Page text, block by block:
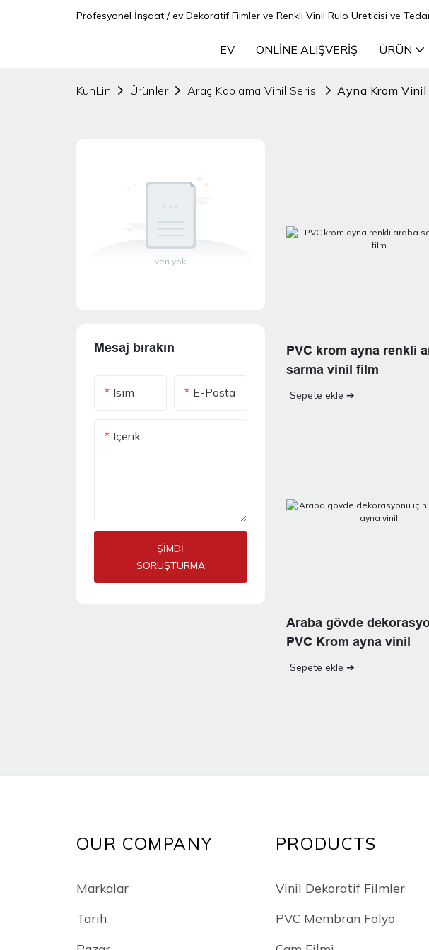
Profesyonel İnşaat / ev Dekoratif Filmler ve Renkli Vinil Rulo Üreticisi ve
EV ONLINE ALIŞVERIŞ ÜRÜN
KunLin Ürünler Araç Kaplama Vinil Serisi Ayna Krom Vinil
PVC krom ayna renkli
sarma vinil film
Sepete ekle ➔
Araba gövde
PVC Krom ayna vinil
Sepete ekle ➔
veri yok
Mesaj bırakın
Isim E-Posta
Içerik
ŞIMDI
SORUŞTURMA
OUR COMPANY
Markalar
Tarih
PRODUCTS
Vinil Dekoratif Filmler
PVC Membran Folyo